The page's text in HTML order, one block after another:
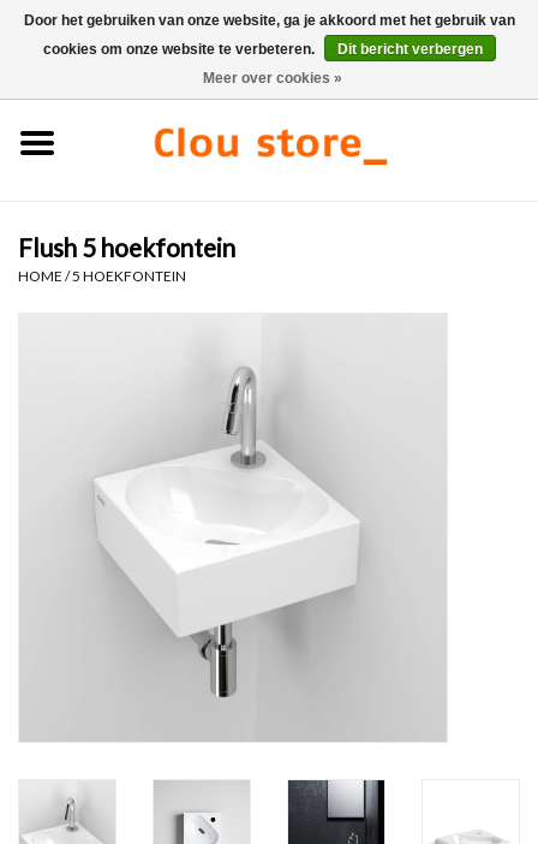
0 Artikelen - €0,00
Fonteinsets
Fonteinen
Flush 5 hoekfontein
HOME /5 HOEKFONTEIN
Door het gebruiken van onze website, ga je akkoord met het gebruik van
cookies om onze website te verbeteren.
Dit bericht verbergen
Meer over cookies »